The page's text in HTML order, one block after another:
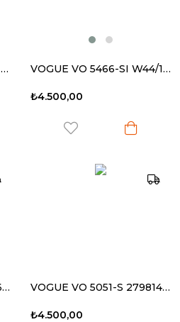
VOGUE VO 4112-S 280/11 56-16 135 Kadın Güneş Gözlüğü VOGUE VO 5466-SI W44/11 56-18 140 Kadın Güneş Gözlüğü
₺4.500,00
VOGUE VO 5435-SI W65613 55-17 140 Kadın Güneş Gözlüğü VOGUE VO 5051-S 279814 52-20 140 Kadın Güneş Gözlüğü
₺4.500,00